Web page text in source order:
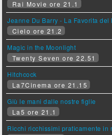
Rai Movie ore 21.1
Jeanne Du Barry - La Favorita del
Cielo ore 21.2
Magic in the Moonlight
Twenty Seven ore 22.51
Hitchcock
La7Cinema ore 21.15
Giù le mani dalle nostre figlie
La5 ore 21.1
Ricchi ricchissimi praticamente in